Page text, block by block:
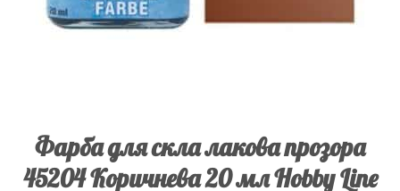
Фарба для скла лакова прозора
45204 Коричнева 20 мл Hobby Line